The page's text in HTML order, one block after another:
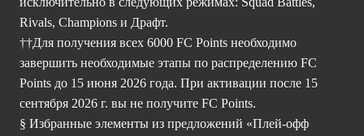
Rivals, Champions и Драфт.
††Для получения всех 6000 FC Points необходимо
завершить необходимые этапы по распределению FC
Points до 15 июня 2026 года. При активации после 15
сентября 2026 г. вы не получите FC Points.
§ Избранные элементы из предложений «Плей-офф